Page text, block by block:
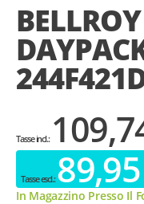
beginning
of
the
images
gallery
In Magazzino Presso Il